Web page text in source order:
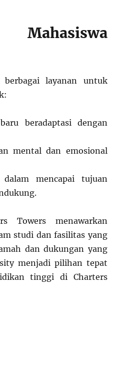
berbagai layanan untuk
beradaptasi dengan
mental dan emosional
mencapai tujuan
Towers menawarkan
studi dan fasilitas yang
dan dukungan yang
menjadi pilihan tepat
tinggi di Charters